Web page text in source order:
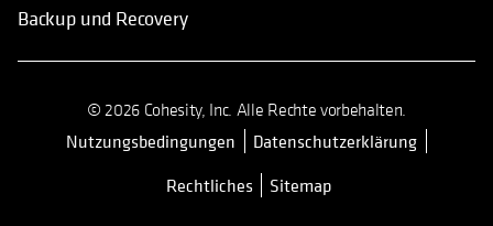
Backup und Recovery
© 2026 Cohesity, Inc. Alle Rechte vorbehalten.
Nutzungsbedingungen
Datenschutzerklärung
Rechtliches
Sitemap